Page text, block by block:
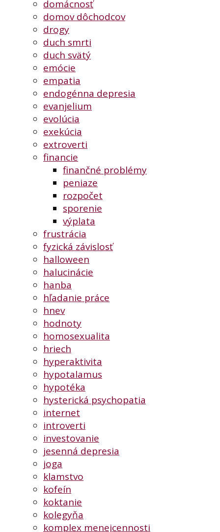
domácnosť
domov dôchodcov
drogy
duch smrti
duch svätý
emócie
empatia
endogénna depresia
evanjelium
evolúcia
exekúcia
extroverti
financie
finančné problémy
peniaze
rozpočet
sporenie
výplata
frustrácia
fyzická závislosť
halloween
halucinácie
hanba
hľadanie práce
hnev
hodnoty
homosexualita
hriech
hyperaktivita
hypotalamus
hypotéka
hysterická psychopatia
internet
introverti
investovanie
jesenná depresia
joga
klamstvo
kofeín
koktanie
kolegyňa
komplex menejcennosti